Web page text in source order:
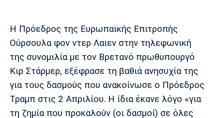
Πολιτισμός
Τραγούδια
Cine Spot
Running
Media
Πρόγραμμα TV
Ιωνικός Κηφισιά Πανσερραϊκός
Ρεάλ
Μαδρίτης
Ατλέτικο
Μαδρίτης
Η Πρόεδρος της Ευρωπαϊκής Επιτροπής
Ούρσουλα φον ντερ Λαιεν στην τηλεφωνική
της συνομιλία με τον Βρετανό πρωθυπουργό
Κιρ Στάρμερ, εξέφρασε τη βαθιά ανησυχία της
για τους δασμούς που ανακοίνωσε ο Πρόεδρος
Τραμπ στις 2 Απριλίου. Η ίδια έκανε λόγο «για
τη ζημία που προκαλούν (οι δασμοί) σε όλες